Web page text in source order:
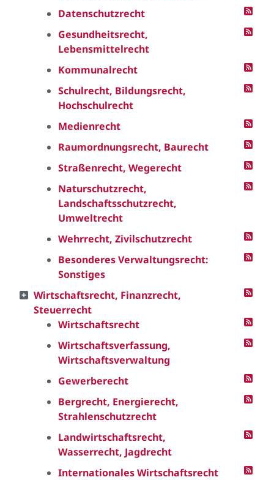
Datenschutzrecht
Gesundheitsrecht,
Lebensmittelrecht
Kommunalrecht
Schulrecht, Bildungsrecht,
Hochschulrecht
Medienrecht
Raumordnungsrecht, Baurecht
Straßenrecht, Wegerecht
Naturschutzrecht,
Landschaftsschutzrecht,
Umweltrecht
Wehrrecht, Zivilschutzrecht
Besonderes Verwaltungsrecht:
Sonstiges
Wirtschaftsrecht, Finanzrecht,
Steuerrecht
Wirtschaftsrecht
Wirtschaftsverfassung,
Wirtschaftsverwaltung
Gewerberecht
Bergrecht, Energierecht,
Strahlenschutzrecht
Landwirtschaftsrecht,
Wasserrecht, Jagdrecht
Internationales Wirtschaftsrecht